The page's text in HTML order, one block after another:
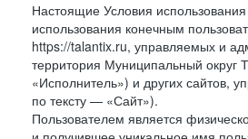
Настоящие Условия
использования конечным
https://talantix.ru, управляемых и
территория Муниципальный
«Исполнитель») и других сайтов,
по тексту — «Сайт»).
Пользователем является